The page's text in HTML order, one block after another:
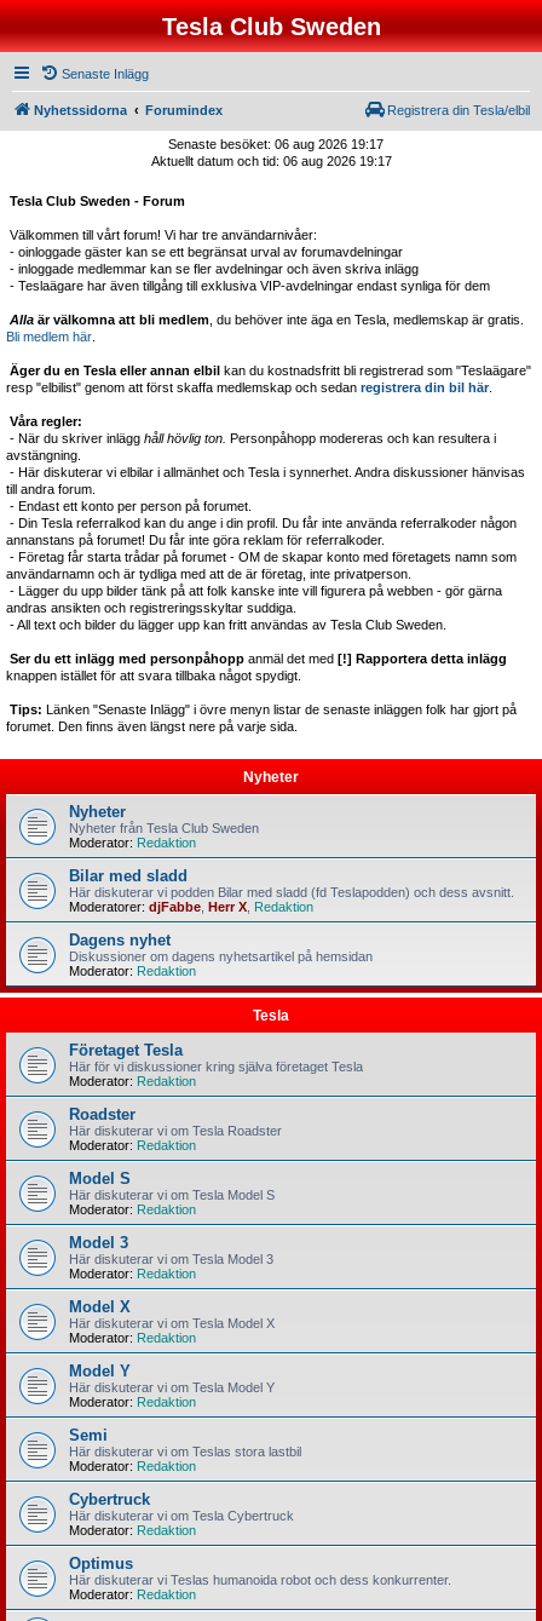
Tesla Club Sweden
Senaste Inlägg
Nyhetssidorna Forumindex Registrera din Tesla/elbil
Senaste besöket: 06 aug 2026 19:17
Aktuellt datum och tid: 06 aug 2026 19:17
Tesla Club Sweden - Forum
Välkommen till vårt forum! Vi har tre användarnivåer:
- oinloggade gäster kan se ett begränsat urval av forumavdelningar
- inloggade medlemmar kan se fler avdelningar och även skriva inlägg
- Teslaägare har även tillgång till exklusiva VIP-avdelningar endast synliga för dem
Alla är välkomna att bli medlem , du behöver inte äga en Tesla, medlemskap är gratis.
Bli medlem här
Äger du en Tesla eller annan elbil kan du kostnadsfritt bli registrerad som "Teslaägare"
resp "elbilist" genom att först skaffa medlemskap och sedan registrera din bil här.
Våra regler:
- När du skriver inlägg håll hövlig ton. Personpåhopp modereras och kan resultera i
avstängning.
- Här diskuterar vi elbilar i allmänhet och Tesla i synnerhet. Andra diskussioner hänvisas
till andra forum.
- Endast ett konto per person på forumet.
- Din Tesla referralkod kan du ange i din profil. Du får inte använda referralkoder någon
annanstans på forumet! Du får inte göra reklam för referralkoder.
- Företag får starta trådar på forumet - OM de skapar konto med företagets namn som
användarnamn och är tydliga med att de är företag, inte privatperson.
- Lägger du upp bilder tänk på att folk kanske inte vill figurera på webben - gör gärna
andras ansikten och registreringsskyltar suddiga.
- All text och bilder du lägger upp kan fritt användas av Tesla Club Sweden.
Ser du ett inlägg med personpåhopp anmäl det med [!] Rapportera detta inlägg
knappen istället för att svara tillbaka något spydigt.
Tips: Länken "Senaste Inlägg" i övre menyn listar de senaste inläggen folk har gjort på
forumet. Den finns även längst nere på varje sida.
Nyheter
Nyheter
Nyheter från Tesla Club Sweden
Moderator: Redaktion
Bilar med sladd
Här diskuterar vi podden Bilar med sladd (fd Teslapodden) och dess avsnitt.
Moderatorer: djFabbe Herr X Redaktion
Dagens nyhet
Diskussioner om dagens nyhetsartikel på hemsidan
Moderator: Redaktion
Tesla
Företaget Tesla
Här för vi diskussioner kring själva företaget Tesla
Moderator: Redaktion
Roadster
Här diskuterar vi om Tesla Roadster
Moderator: Redaktion
Model S
Här diskuterar vi om Tesla Model S
Moderator: Redaktion
Model 3
Här diskuterar vi om Tesla Model 3
Moderator: Redaktion
Model X
Här diskuterar vi om Tesla Model X
Moderator: Redaktion
Model Y
Här diskuterar vi om Tesla Model Y
Moderator: Redaktion
Semi
Här diskuterar vi om Teslas stora lastbil
Moderator: Redaktion
Cybertruck
Här diskuterar vi om Tesla Cybertruck
Moderator: Redaktion
Optimus
Här diskuterar vi Teslas humanoida robot och dess konkurrenter.
Moderator: Redaktion